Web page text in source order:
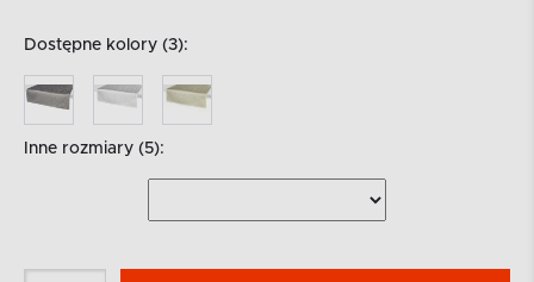
Dostępne kolory (3):
Inne rozmiary (5):